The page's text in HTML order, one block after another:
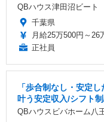
QBハウス津田沼ビート
千葉県
月給25万500円～26
正社員
「歩合制なし・安定
叶う安定収入/シフト
QBハウスビバホーム八